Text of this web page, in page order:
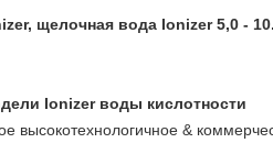
щелочная вода Ionizer 5,0 -
Ionizer воды кислотности
высокотехнологичное &